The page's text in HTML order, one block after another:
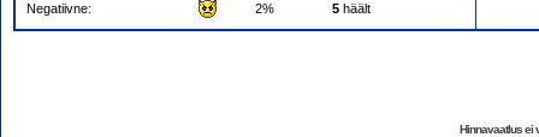
Negatiivne:
2% 5 häält
Hinnavaatlus ei